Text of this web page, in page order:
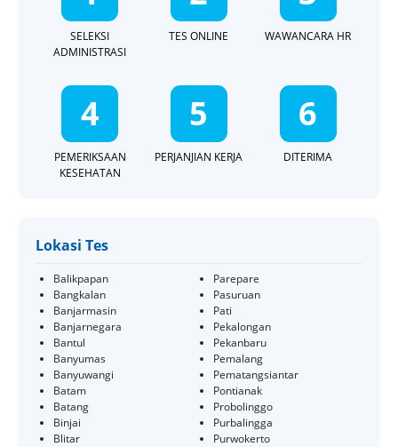
SELEKSI
ADMINISTRASI
TES ONLINE WAWANCARA HR
4
PEMERIKSAAN
KESEHATAN
5
PERJANJIAN KERJA
6
DITERIMA
Lokasi Tes
Balikpapan
Bangkalan
Banjarmasin
Banjarnegara
Bantul
Banyumas
Banyuwangi
Batam
Batang
Binjai
Blitar
Parepare
Pasuruan
Pati
Pekalongan
Pekanbaru
Pemalang
Pematangsiantar
Pontianak
Probolinggo
Purbalingga
Purwokerto